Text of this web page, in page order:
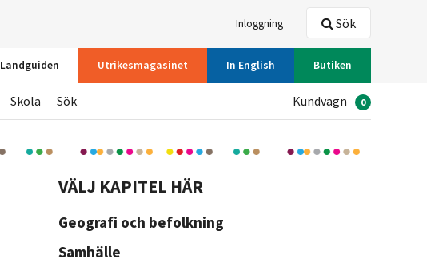
Inloggning
Landguiden Utrikesmagasinet In English Butiken
Sök
Skola Sök Kundvagn 0
VÄLJ KAPITEL HÄR
Geografi och befolkning
Samhälle